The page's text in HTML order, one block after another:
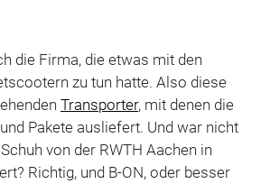
die Firma, die etwas mit den
zu tun hatte. Also diese
Transporter, mit denen die
Pakete ausliefert. Und war nicht
von der RWTH Aachen in
Richtig, und B-ON, oder besser